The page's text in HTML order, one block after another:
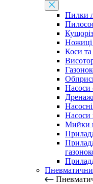
Пилки
Ножиці
Коси
Насоси
Насосні
Насоси
Мийки